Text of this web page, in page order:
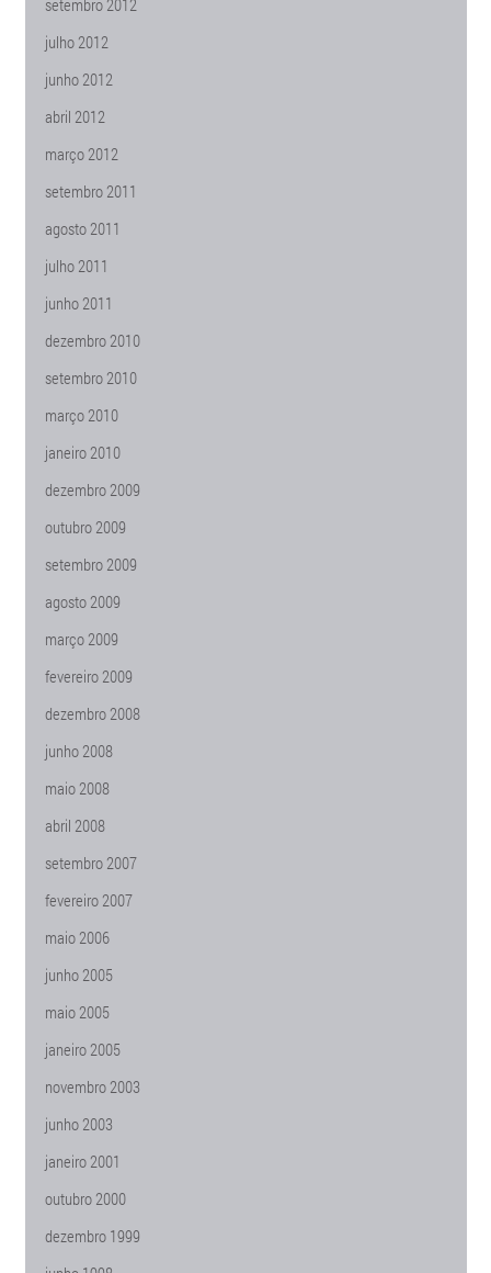
setembro 2012
julho 2012
junho 2012
abril 2012
março 2012
setembro 2011
agosto 2011
julho 2011
junho 2011
dezembro 2010
setembro 2010
março 2010
janeiro 2010
dezembro 2009
outubro 2009
setembro 2009
agosto 2009
março 2009
fevereiro 2009
dezembro 2008
junho 2008
maio 2008
abril 2008
setembro 2007
fevereiro 2007
maio 2006
junho 2005
maio 2005
janeiro 2005
novembro 2003
junho 2003
janeiro 2001
outubro 2000
dezembro 1999